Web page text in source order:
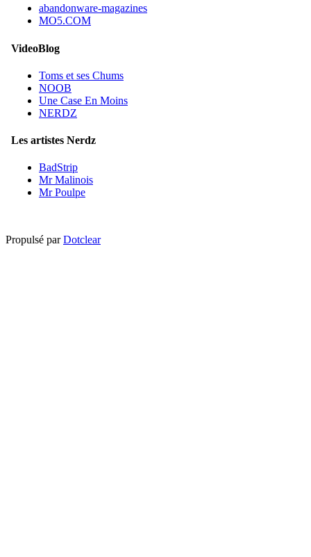
abandonware-magazines
MO5.COM
VideoBlog
Toms et ses Chums
NOOB
Une Case En Moins
NERDZ
Les artistes Nerdz
BadStrip
Mr Malinois
Mr Poulpe
Propulsé parDotclear